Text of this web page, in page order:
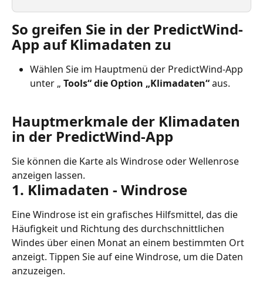
So greifen Sie in der PredictWind-
App auf Klimadaten zu
Wählen Sie im Hauptmenü der PredictWind-App
unter „ Tools“die Option „Klimadaten“ aus.
Hauptmerkmale der Klimadaten
in der PredictWind-App
Sie können die Karte als Windrose oder Wellenrose
anzeigen lassen.
1. Klimadaten - Windrose
Eine Windrose ist ein grafisches Hilfsmittel, das die
Häufigkeit und Richtung des durchschnittlichen
Windes über einen Monat an einem bestimmten Ort
anzeigt. Tippen Sie auf eine Windrose, um die Daten
anzuzeigen.